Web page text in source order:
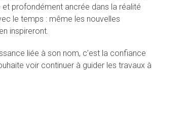
et profondément ancrée dans la réalité
le temps : même les nouvelles
inspireront.
liée à son nom, c’est la confiance
voir continuer à guider les travaux à